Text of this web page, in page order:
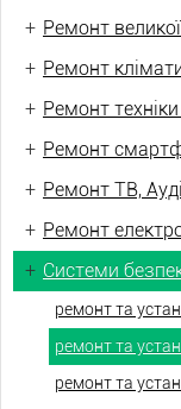
+ Ремонт
+ Ремонт
+ Ремонт
+ Ремонт
+ Ремонт ТВ,
+ Ремонт
+ Системи
ремонт та
ремонт та
ремонт та